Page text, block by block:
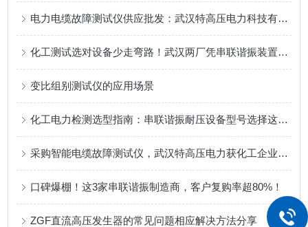
电力电缆故障测试仪供应批发：武汉特高压电力科技有限公司的可靠之选
化工测试选对设备少走弯路！武汉两厂凭串联谐振装置成采购优选
变比组别测试仪的应用场景
化工电力检测选型指南：串联谐振耐压设备型号选择这样选更适配
采购智能电缆故障测试仪，武汉特高压电力获化工企业用户真实口碑推荐
口碑爆棚！这3家串联谐振制造商，客户复购率超80%！
ZGF直流高压发生器的常见问题相应解决方法分享